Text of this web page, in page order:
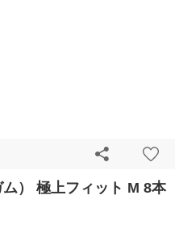
） 極上フィット M 8本